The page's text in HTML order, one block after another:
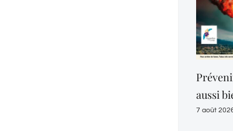
aussi
7 août 2026